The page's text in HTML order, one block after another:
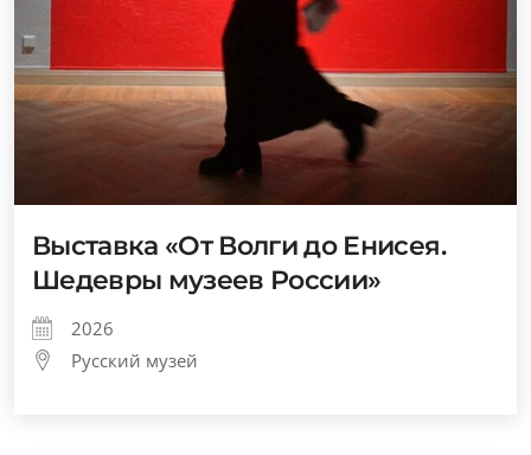
Выставка «От Волги до Енисея.
Шедевры музеев России»
2026
Русский музей